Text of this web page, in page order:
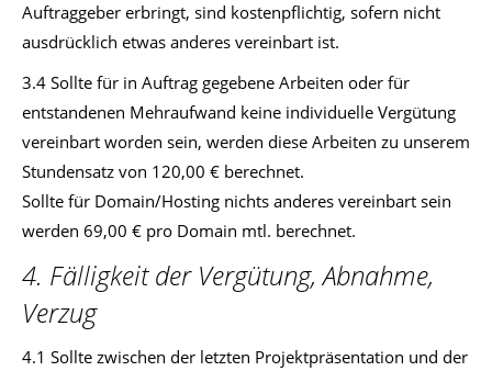
Auftraggeber erbringt, sind kostenpflichtig, sofern nicht
ausdrücklich etwas anderes vereinbart ist.
3.4 Sollte für in Auftrag gegebene Arbeiten oder für
entstandenen Mehraufwand keine individuelle Vergütung
vereinbart worden sein, werden diese Arbeiten zu unserem
Stundensatz von 120,00 € berechnet.
Sollte für Domain/Hosting nichts anderes vereinbart sein
werden 69,00 € pro Domain mtl. berechnet.
4. Fälligkeit der Vergütung, Abnahme,
Verzug
4.1 Sollte zwischen der letzten Projektpräsentation und der